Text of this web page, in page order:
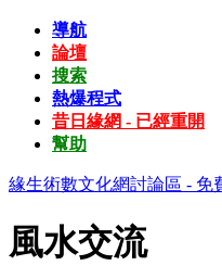
導航
論壇
搜索
熱爆程式
昔日緣網 - 已經重開
幫助
緣生術數文化網討論區 - 免
風水交流